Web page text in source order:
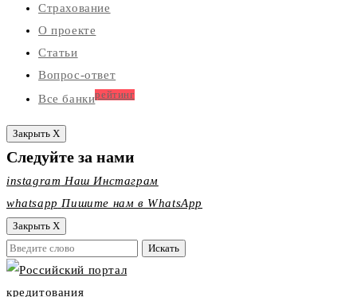
Страхование
О проекте
Статьи
Вопрос-ответ
Все банкирейтинг
Закрыть X
Следуйте за нами
instagram Наш Инстаграм
whatsapp Пишите нам в WhatsApp
Закрыть X